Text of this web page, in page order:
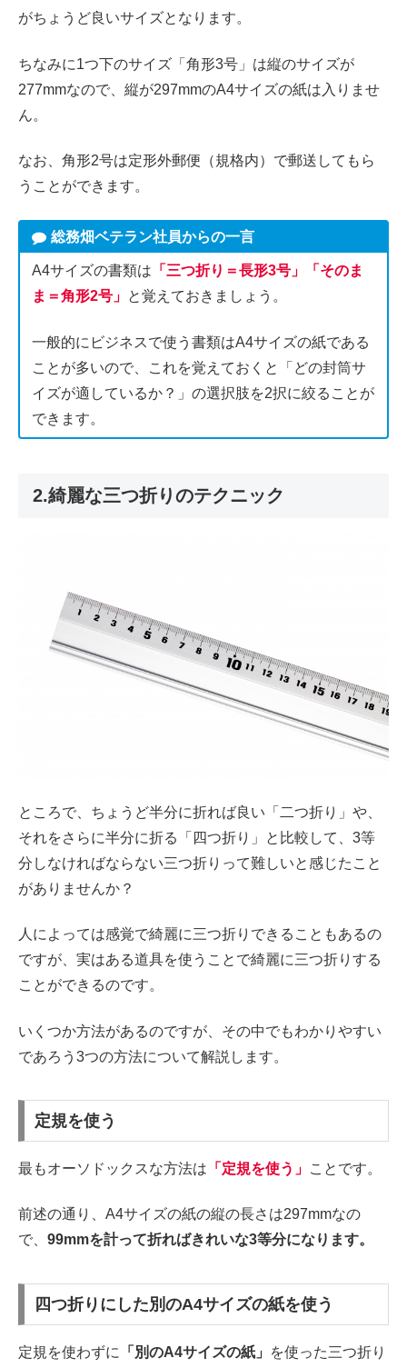
がちょうど良いサイズとなります。
ちなみに1つ下のサイズ「角形3号」は縦のサイズが
277mmなので、縦が297mmのA4サイズの紙は入りませ
ん。
なお、角形2号は定形外郵便（規格内）で郵送してもら
うことができます。
総務畑ベテラン社員からの一言
A4サイズの書類は 「三つ折り＝長形3号」「そのま
ま＝角形2号」 と覚えておきましょう。
一般的にビジネスで使う書類はA4サイズの紙である
ことが多いので、これを覚えておくと「どの封筒サ
イズが適しているか？」の選択肢を2択に絞ることが
できます。
2.綺麗な三つ折りのテクニック
ところで、ちょうど半分に折れば良い「二つ折り」や、
それをさらに半分に折る「四つ折り」と比較して、3等
分しなければならない三つ折りって難しいと感じたこと
がありませんか？
人によっては感覚で綺麗に三つ折りできることもあるの
ですが、実はある道具を使うことで綺麗に三つ折りする
ことができるのです。
いくつか方法があるのですが、その中でもわかりやすい
であろう3つの方法について解説します。
定規を使う
最もオーソドックスな方法は 「定規を使う」 ことです。
前述の通り、A4サイズの紙の縦の長さは297mmなの
で、 99mmを計って折ればきれいな3等分になります。
四つ折りにした別のA4サイズの紙を使う
定規を使わずに 「別のA4サイズの紙」
を使った三つ折り